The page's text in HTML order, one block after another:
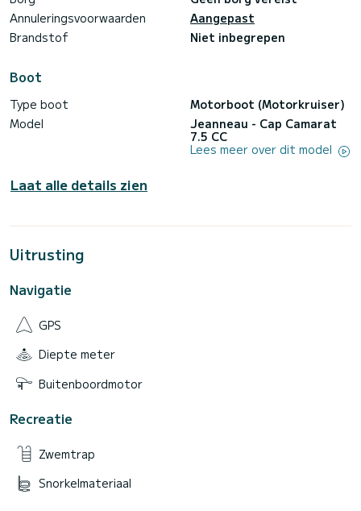
• Lengte: 7,70 m
• Breedte: 2,55 m
• Brandstoftank: 300 l
• Passagiers: 12
Uitrusting
• Bimini zonnezeil
• Waterdouche
• Boothaak
• Brandblusser
Prijzen in €
• (Contactgegevens verborgen) €
• (Contactgegevens verborgen) €
Wekelijks:
• (Contactgegevens verborgen) EUR
• (Contactgegevens verborgen) EUR
Annuleringsvoorwaarden
Aangepast
Brandstof
Niet inbegrepen
Boot
Type boot
Motorboot (Motorkruiser)
Model
Jeanneau - Cap Camarat
7.5 CC
Lees meer over dit model
Laat alle details zien
Uitrusting
Navigatie
GPS
Diepte meter
Buitenboordmotor
Recreatie
Zwemtrap
Snorkelmateriaal